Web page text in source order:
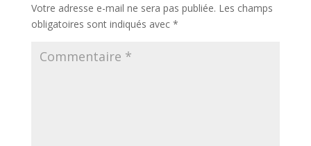
Votre adresse e-mail ne sera pas publiée. Les champs
obligatoires sont indiqués avec *